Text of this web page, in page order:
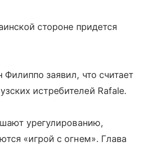
стороне придется
заявил, что считает
истребителей Rafale.
урегулированию,
«игрой с огнем». Глава